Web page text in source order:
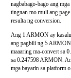
nagbabago-bago ang
tingnan mo muli ang
resulta ng conversion.
Ang 1 ARMON ay
ang pagbili ng 5
maaaring ma-convert sa
sa 0.247598 ARMON.
mga bayarin sa platform